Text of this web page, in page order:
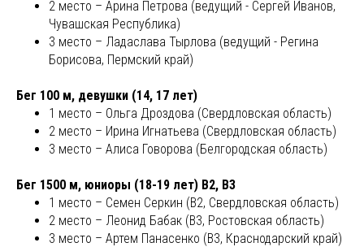
2 место – Арина Петрова (ведущий - Сергей Иванов,
Чувашская Республика)
3 место – Ладаслава Тырлова (ведущий - Регина
Борисова, Пермский край)
Бег 100 м, девушки (14, 17 лет)
1 место – Ольга Дроздова (Свердловская область)
2 место – Ирина Игнатьева (Свердловская область)
3 место – Алиса Говорова (Белгородская область)
Бег 1500 м, юниоры (18-19 лет) В2, В3
1 место – Семен Серкин (В2, Свердловская область)
2 место – Леонид Бабак (В3, Ростовская область)
3 место – Артем Панасенко (В3, Краснодарский край)